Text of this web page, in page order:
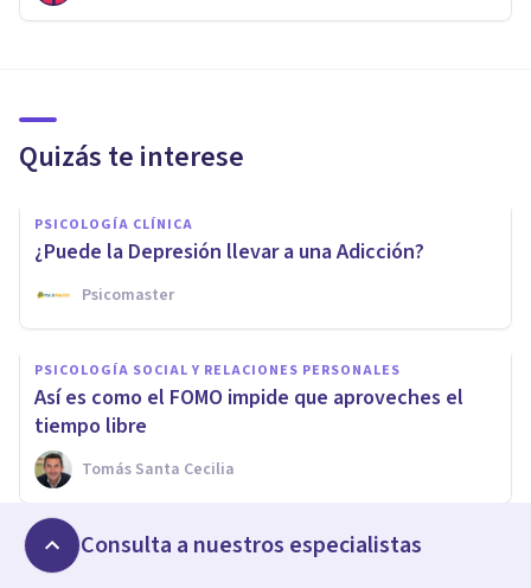
Quizás te interese
PSICOLOGÍA CLÍNICA
¿Puede la Depresión llevar a una Adicción?
Psicomaster
PSICOLOGÍA SOCIAL Y RELACIONES PERSONALES
Así es como el FOMO impide que aproveches el
tiempo libre
Tomás Santa Cecilia
PSICOLOGÍA CLÍNICA
¿Cómo afectan a la Autoestima las Fobias?
Consulta a nuestros especialistas